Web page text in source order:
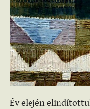
Év elején